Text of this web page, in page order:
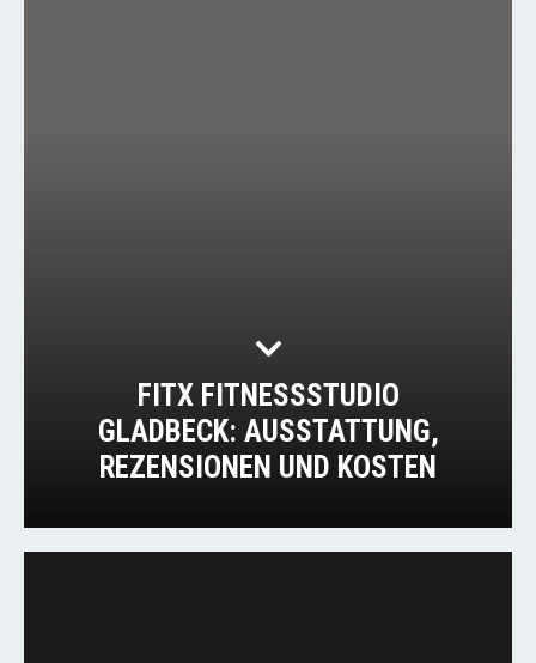
FITX FITNESSSTUDIO
GLADBECK: AUSSTATTUNG,
REZENSIONEN UND KOSTEN